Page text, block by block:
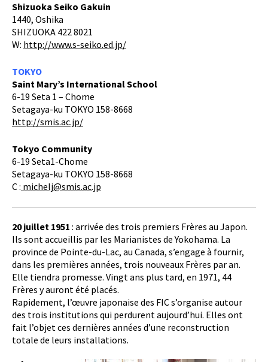
Shizuoka Seiko Gakuin
1440, Oshika
SHIZUOKA 422 8021
W: http://www.s-seiko.ed.jp/
TOKYO
Saint Mary’s International School
6-19 Seta 1 – Chome
Setagaya-ku TOKYO 158-8668
http://smis.ac.jp/
Tokyo Community
6-19 Seta1-Chome
Setagaya-ku TOKYO 158-8668
C : michelj@smis.ac.jp
20 juillet 1951 : arrivée des trois premiers Frères au Japon.
Ils sont accueillis par les Marianistes de Yokohama. La
province de Pointe-du-Lac, au Canada, s’engage à fournir,
dans les premières années, trois nouveaux Frères par an.
Elle tiendra promesse. Vingt ans plus tard, en 1971, 44
Frères y auront été placés.
Rapidement, l’œuvre japonaise des FIC s’organise autour
des trois institutions qui perdurent aujourd’hui. Elles ont
fait l’objet ces dernières années d’une reconstruction
totale de leurs installations.